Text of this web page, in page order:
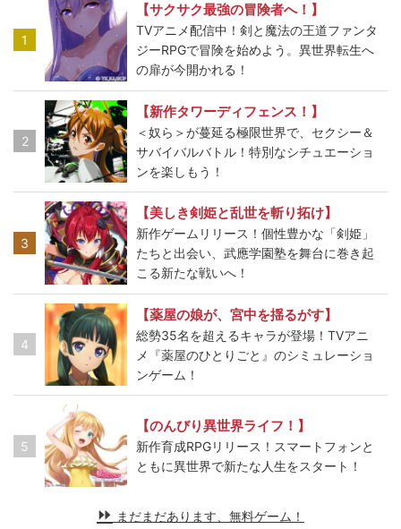
1
【サクサク最強の冒険者へ！】
TVアニメ配信中！剣と魔法の王道ファンタ
ジーRPGで冒険を始めよう。異世界転生へ
の扉が今開かれる！
2
【新作タワーディフェンス！】
＜奴ら＞が蔓延る極限世界で、セクシー＆
サバイバルバトル！特別なシチュエーショ
ンを楽しもう！
3
【美しき剣姫と乱世を斬り拓け】
新作ゲームリリース！個性豊かな「剣姫」
たちと出会い、武應学園塾を舞台に巻き起
こる新たな戦いへ！
4
【薬屋の娘が、宮中を揺るがす】
総勢35名を超えるキャラが登場！TVアニ
メ『薬屋のひとりごと』のシミュレーショ
ンゲーム！
5
【のんびり異世界ライフ！】
新作育成RPGリリース！スマートフォンと
ともに異世界で新たな人生をスタート！
まだまだあります、無料ゲーム！